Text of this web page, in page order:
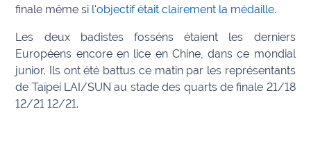
route
Justice
Loisirs
finale même si l'objectif était clairement la médaille.
Les deux badistes fosséns étaient les derniers
Européens encore en lice en Chine, dans ce mondial
junior. Ils ont été battus ce matin par les représentants
de Taïpei LAI/SUN au stade des quarts de finale 21/18
12/21 12/21.